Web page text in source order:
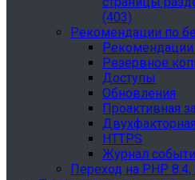
(403)
Рекомендации по
Рекомендации
Резервное
Доступы
Обновления
Проактивная
HTTPS
Журнал
Переход на PHP 8.4,